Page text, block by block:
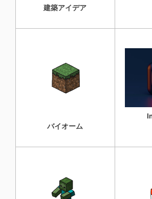
建築アイデア
バイオーム